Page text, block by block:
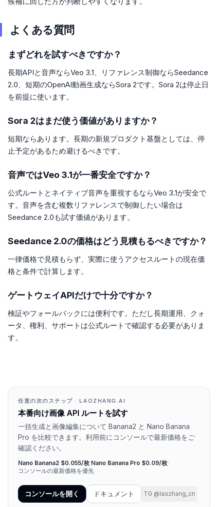
よくある質問
まずどれを試すべきですか？
長期APIと音声ならVeo 3.1、リファレンス制御ならSeedance
2.0、短期のOpenAI動画生成ならSora 2です。Sora 2は停止日
を前提に使います。
Sora 2はまだ使う価値がありますか？
短期ならあります。長期の新規プロダクト基盤としては、停
止予定があるため避けるべきです。
音声ではVeo 3.1が一番安全ですか？
公式ルートとネイティブ音声を重視するならVeo 3.1が安全で
す。音声を含む複数リファレンスで制御したい場合は
Seedance 2.0も試す価値があります。
Seedance 2.0の価格はどう見積もるべきですか？
一律価格で見積もらず、実際に使うアクセスルートの現在価
格と条件で計算します。
ゲートウェイAPIだけで十分ですか？
検証やフォールバックには便利です。ただし長期運用、クォ
ータ、権利、サポートは公式ルートで確認する必要がありま
す。
任意の次のステップ · LAOZHANG.AI
本番向け画像 API ルートを試す
一括生成と画像編集について Banana2 と Nano Banana
Pro を比較できます。利用前にコンソールで最新価格をご
確認ください。
Nano Banana2 $0.055/枚·Nano Banana Pro $0.09/枚·
コンソールの最新価格を優先
コンソールを開く ドキュメント TG @laozhang_cn